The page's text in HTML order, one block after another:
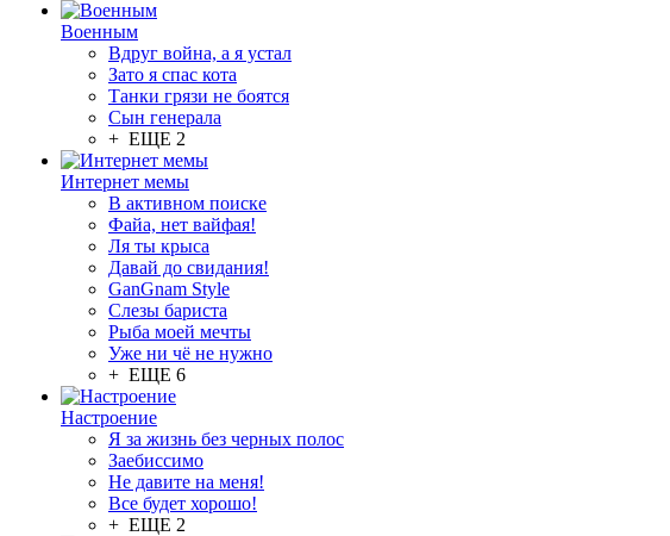
Военным
Вдруг война, а я устал
Зато я спас кота
Танки грязи не боятся
Сын генерала
+ ЕЩЕ 2
Интернет мемы
В активном поиске
Файа, нет вайфая!
Ля ты крыса
Давай до свидания!
GanGnam Style
Слезы бариста
Рыба моей мечты
Уже ни чё не нужно
+ ЕЩЕ 6
Настроение
Я за жизнь без черных полос
Заебиссимо
Не давите на меня!
Все будет хорошо!
+ ЕЩЕ 2